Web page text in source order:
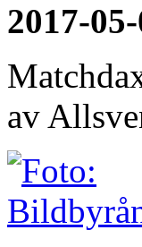
2017-
av